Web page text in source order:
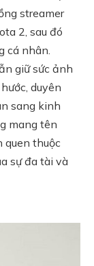
streamer
2, sau đó
cá nhân.
giữ sức ảnh
duyên
sang kinh
mang tên
quen thuộc
sự đa tài và